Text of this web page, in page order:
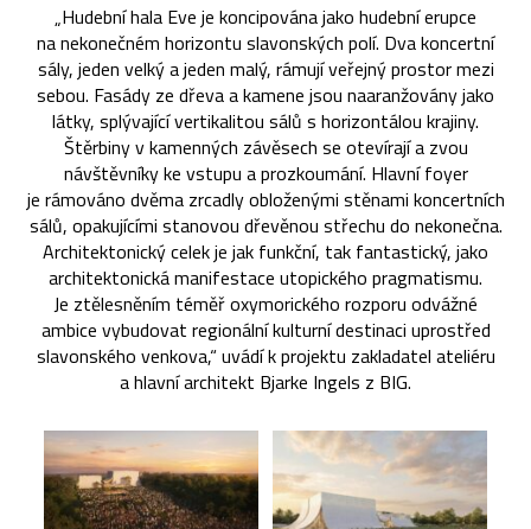
„Hudební hala Eve je koncipována jako hudební erupce
na nekonečném horizontu slavonských polí. Dva koncertní
sály, jeden velký a jeden malý, rámují veřejný prostor mezi
sebou. Fasády ze dřeva a kamene jsou naaranžovány jako
látky, splývající vertikalitou sálů s horizontálou krajiny.
Štěrbiny v kamenných závěsech se otevírají a zvou
návštěvníky ke vstupu a prozkoumání. Hlavní foyer
je rámováno dvěma zrcadly obloženými stěnami koncertních
sálů, opakujícími stanovou dřevěnou střechu do nekonečna.
Architektonický celek je jak funkční, tak fantastický, jako
architektonická manifestace utopického pragmatismu.
Je ztělesněním téměř oxymorického rozporu odvážné
ambice vybudovat regionální kulturní destinaci uprostřed
slavonského venkova,“ uvádí k projektu zakladatel ateliéru
a hlavní architekt Bjarke Ingels z BIG.